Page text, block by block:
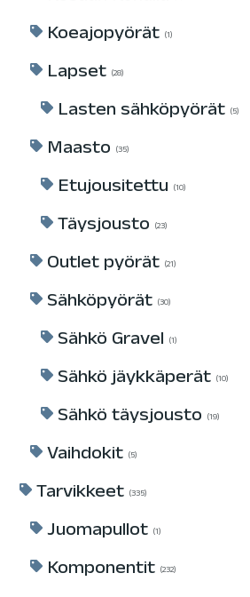
Koeajopyörät 1
Lapset 28
Lasten sähköpyörät 5
Maasto 35
Etujousitettu 10
Täysjousto 23
Outlet pyörät 21
Sähköpyörät 30
Sähkö Gravel 1
Sähkö jäykkäperät 10
Sähkö täysjousto 19
Vaihdokit 5
Tarvikkeet 335
Juomapullot 1
Komponentit 232